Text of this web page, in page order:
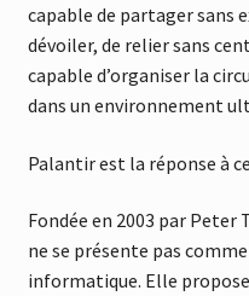
capable de partager sans
dévoiler, de relier sans
capable d’organiser la
dans un environnement
Palantir est la réponse à
Fondée en 2003 par Peter
ne se présente pas
informatique. Elle